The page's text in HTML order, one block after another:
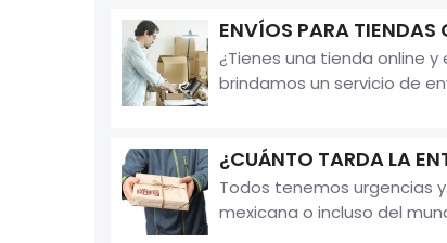
ENVÍOS PARA TIENDAS
¿Tienes una tienda online
brindamos un servicio de
¿CUÁNTO TARDA LA
Todos tenemos urgencias
mexicana o incluso del